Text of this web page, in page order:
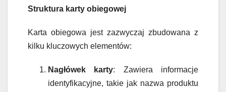
Struktura karty obiegowej
Karta obiegowa jest zazwyczaj zbudowana z
kilku kluczowych elementów:
Nagłówek karty: Zawiera informacje
identyfikacyjne, takie jak nazwa produktu